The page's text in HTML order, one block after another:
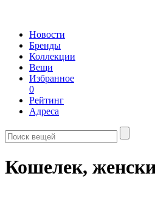
Новости
Бренды
Коллекции
Вещи
Избранное
0
Рейтинг
Адреса
Кошелек,